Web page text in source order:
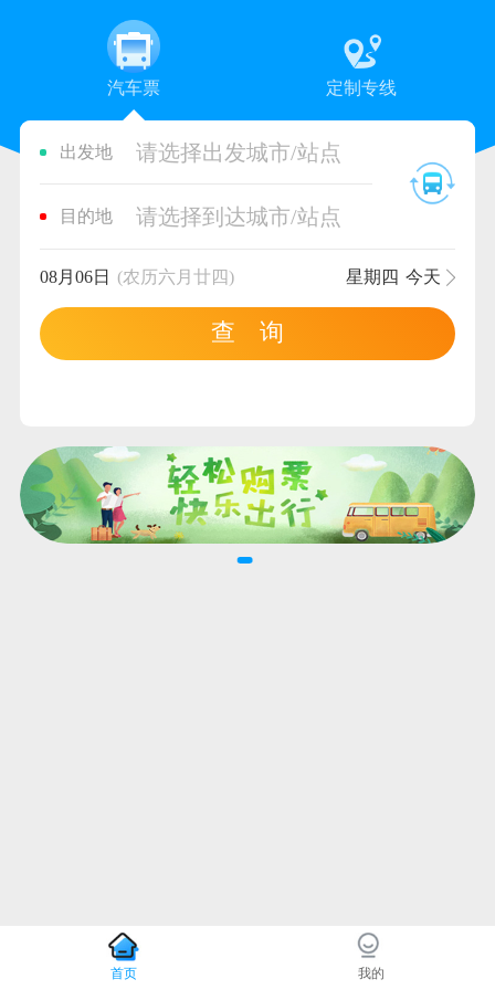
汽车票 定制专线
出发地 请选择出发城市/站点
目的地 请选择到达城市/站点
08月06日 (农历六月廿四) 星期四 今天
查 询
首页 我的